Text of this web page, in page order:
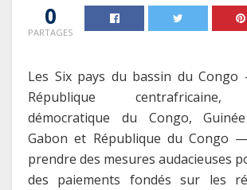
0
PARTAGES
Les Six pays du bassin du Congo
République centrafricaine,
démocratique du Congo,
Gabon et République du Congo
prendre des mesures audacieuses
des paiements fondés sur les